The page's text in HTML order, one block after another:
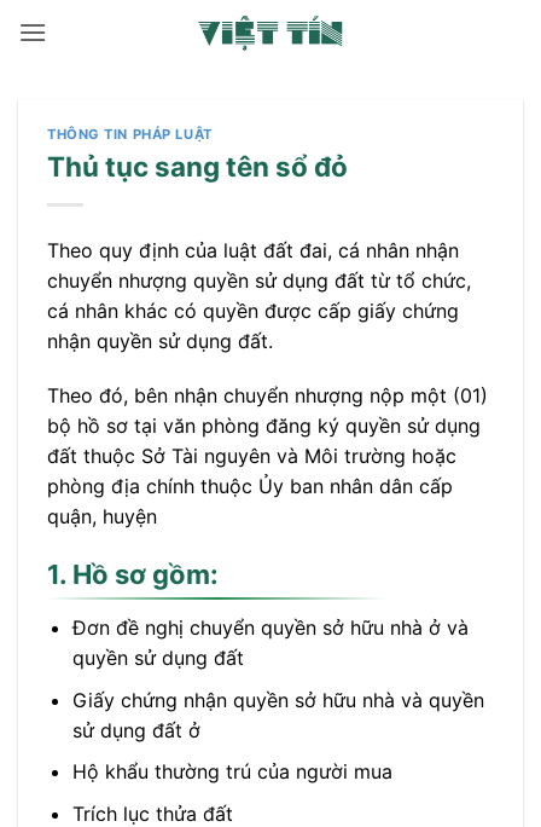
qua
THÔNG TIN PHÁP LUẬT
Thủ tục sang tên sổ đỏ
Theo quy định của luật đất đai, cá nhân nhận
chuyển nhượng quyền sử dụng đất từ tổ chức,
cá nhân khác có quyền được cấp giấy chứng
nhận quyền sử dụng đất.
Theo đó, bên nhận chuyển nhượng nộp một (01)
bộ hồ sơ tại văn phòng đăng ký quyền sử dụng
đất thuộc Sở Tài nguyên và Môi trường hoặc
phòng địa chính thuộc Ủy ban nhân dân cấp
quận, huyện
1. Hồ sơ gồm:
Đơn đề nghị chuyển quyền sở hữu nhà ở và
quyền sử dụng đất
Giấy chứng nhận quyền sở hữu nhà và quyền
sử dụng đất ở
Hộ khẩu thường trú của người mua
Trích lục thửa đất